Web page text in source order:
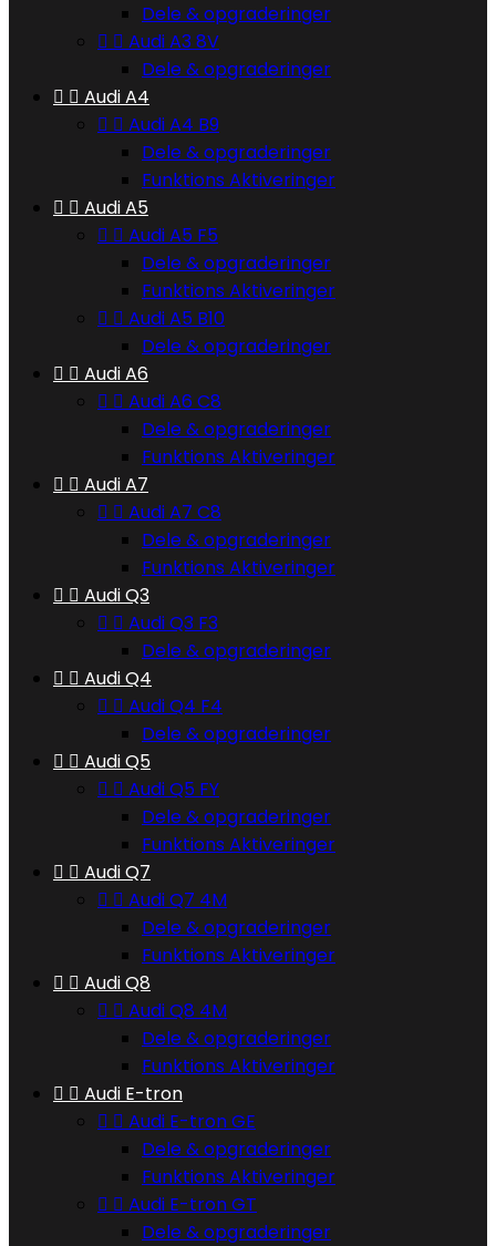
Dele & opgraderinger
  Audi A3 8V
Dele & opgraderinger
  Audi A4
  Audi A4 B9
Dele & opgraderinger
Funktions Aktiveringer
  Audi A5
  Audi A5 F5
Dele & opgraderinger
Funktions Aktiveringer
  Audi A5 B10
Dele & opgraderinger
  Audi A6
  Audi A6 C8
Dele & opgraderinger
Funktions Aktiveringer
  Audi A7
  Audi A7 C8
Dele & opgraderinger
Funktions Aktiveringer
  Audi Q3
  Audi Q3 F3
Dele & opgraderinger
  Audi Q4
  Audi Q4 F4
Dele & opgraderinger
  Audi Q5
  Audi Q5 FY
Dele & opgraderinger
Funktions Aktiveringer
  Audi Q7
  Audi Q7 4M
Dele & opgraderinger
Funktions Aktiveringer
  Audi Q8
  Audi Q8 4M
Dele & opgraderinger
Funktions Aktiveringer
  Audi E-tron
  Audi E-tron GE
Dele & opgraderinger
Funktions Aktiveringer
  Audi E-tron GT
Dele & opgraderinger